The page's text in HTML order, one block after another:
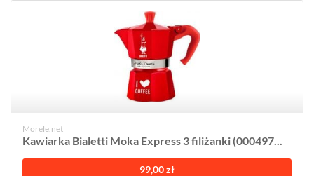
Morele.net
Kawiarka Bialetti Moka Express 3 filiżanki (000497...
99,00 zł